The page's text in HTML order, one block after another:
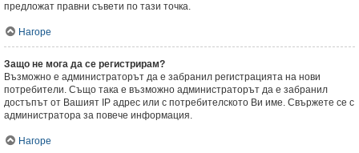
предложат правни съвети по тази точка.
Нагоре
Защо не мога да се регистрирам?
Възможно е администраторът да е забранил регистрацията на нови
потребители. Също така е възможно администраторът да е забранил
достъпът от Вашият IP адрес или с потребителското Ви име. Свържете се с
администратора за повече информация.
Нагоре